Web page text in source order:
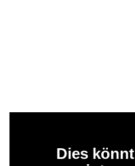
Dies